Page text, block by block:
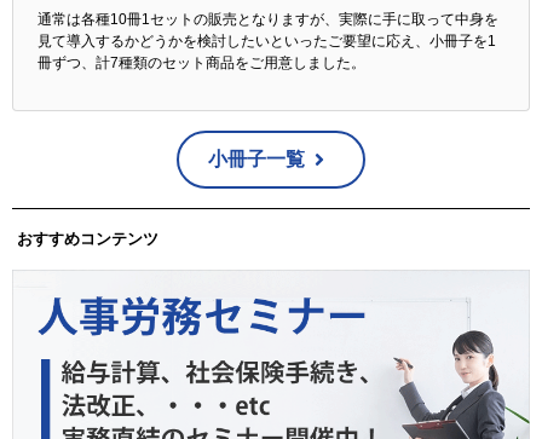
通常は各種10冊1セットの販売となりますが、実際に手に取って中身を
見て導入するかどうかを検討したいといったご要望に応え、小冊子を1
冊ずつ、計7種類のセット商品をご用意しました。
小冊子一覧
おすすめコンテンツ